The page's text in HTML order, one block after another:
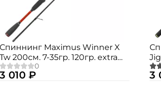
Спиннинг Maximus Winner X
Tw 200см. 7-35гр. 120гр. extra
fast / MTSWX20M
3 010 ₽ 3